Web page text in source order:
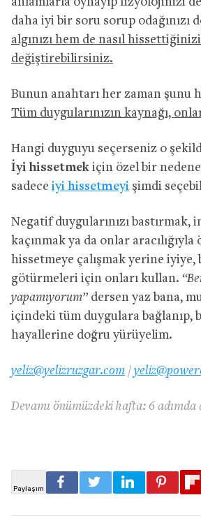
daha iyi bir soru sorup odağınızı
algınızı hem de nasıl hissettiğinizi
değiştirebilirsiniz.
Bunun anahtarı her zaman şunu
Tüm duygularınızın kaynağı,
Hangi duyguyu seçerseniz o
İyi hissetmek için özel bir
sadece iyi hissetmeyi şimdi
Negatif duygularınızı bastırmak,
kaçınmak ya da onlar
hissetmeye çalışmak yerine iyiye,
götürmeleri için onları kullan.
yapamıyorum” dersen yaz bana,
içindeki tüm duygulara bağlanıp,
hayallerine doğru yürüyelim.
yeliz@yelizruzgar.com /
Devamı önümüzdeki hafta: 6 adımda